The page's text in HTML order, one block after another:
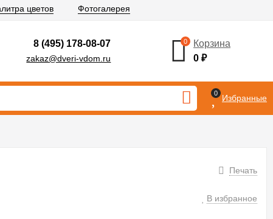
цветов Фотогалерея
8 (495) 178-08-07
zakaz@dveri-vdom.ru
0
Корзина
0₽
0 Избранные
Печать
В избранное